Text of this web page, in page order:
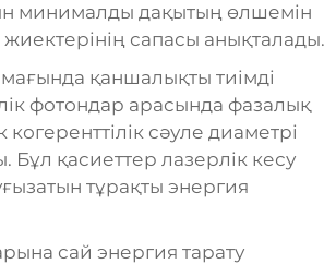
минималды дақытың өлшемін
сапасы анықталады.
қаншалықты тиімді
фотондар арасында фазалық
сәуле диаметрі
қасиеттер лазерлік кесу
тұрақты энергия
сай энергия тарату